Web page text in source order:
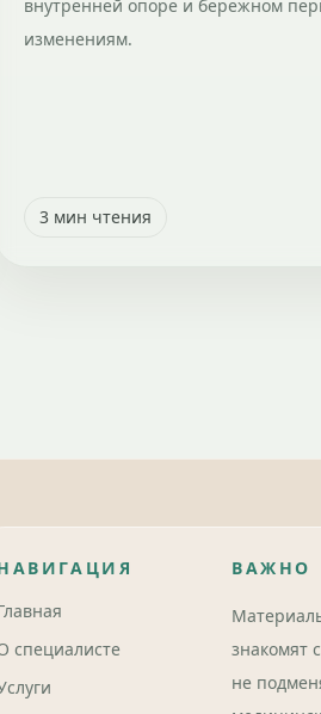
внутренней опоре и бережном
изменениям.
3мин чтения
специалисте
ВАЖНО
знакомят
не